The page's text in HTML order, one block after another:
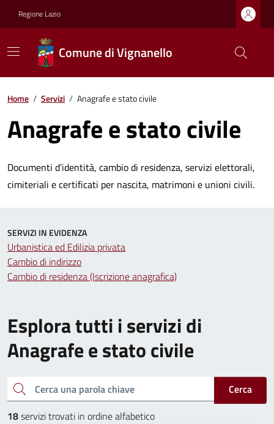
Regione Lazio
Comune di Vignanello
Home / Servizi / Anagrafe e stato civile
Anagrafe e stato civile
Documenti d’identità, cambio di residenza, servizi elettorali,
cimiteriali e certificati per nascita, matrimoni e unioni civili.
Esplora tutti i servizi di
Anagrafe e stato civile
Cerca una parola chiave
Cerca
18servizi trovati in ordine alfabetico
SERVIZI IN EVIDENZA
Urbanistica ed Edilizia privata
Cambio di indirizzo
Cambio di residenza (Iscrizione anagrafica)